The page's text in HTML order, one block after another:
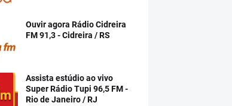
Ouvir agora Rádio Cidreira
FM 91,3 - Cidreira / RS
Assista estúdio ao vivo
Super Rádio Tupi 96,5 FM -
Rio de Janeiro / RJ